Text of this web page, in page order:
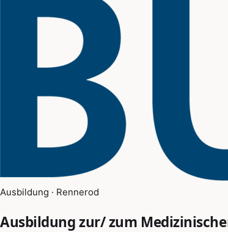
Ausbildung · Rennerod
Ausbildung zur/ zum